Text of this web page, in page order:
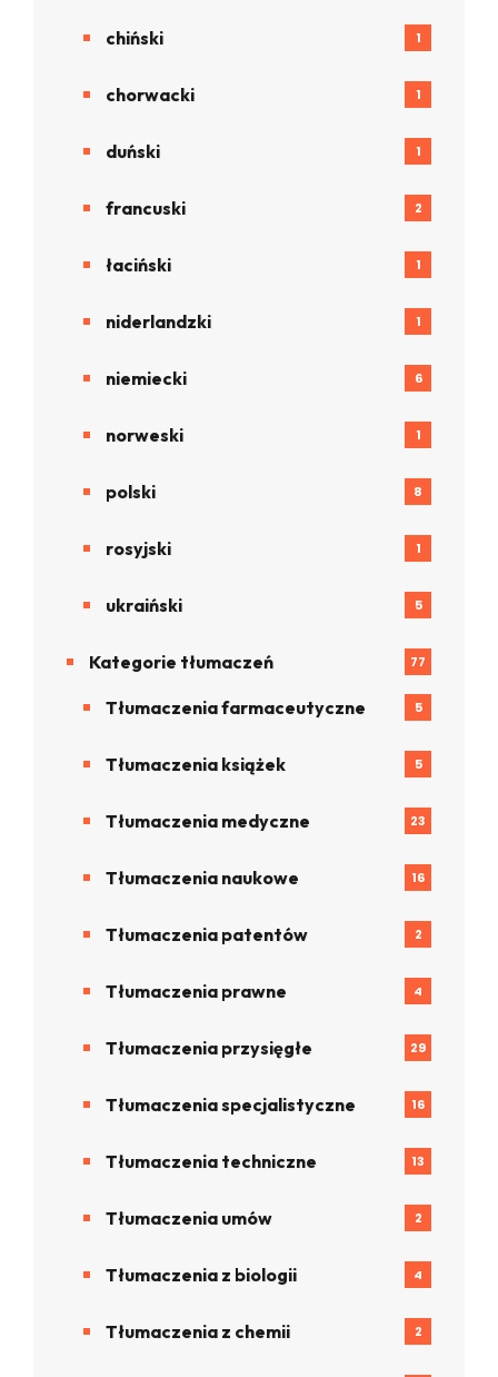
chiński 1
chorwacki 1
duński 1
francuski 2
łaciński 1
niderlandzki 1
niemiecki 6
norweski 1
polski 8
rosyjski 1
ukraiński 5
Kategorie tłumaczeń 77
Tłumaczenia farmaceutyczne 5
Tłumaczenia książek 5
Tłumaczenia medyczne 23
Tłumaczenia naukowe 16
Tłumaczenia patentów 2
Tłumaczenia prawne 4
Tłumaczenia przysięgłe 29
Tłumaczenia specjalistyczne 16
Tłumaczenia techniczne 13
Tłumaczenia umów 2
Tłumaczenia z biologii 4
Tłumaczenia z chemii 2